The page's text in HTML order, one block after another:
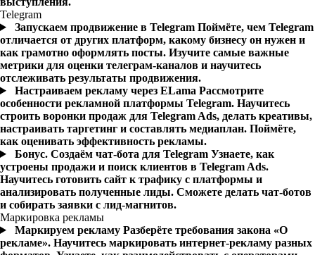
Telegram
Запускаем продвижение в Telegram Поймёте, чем Telegram
отличается от других платформ, какому бизнесу он нужен и
как грамотно оформлять посты. Изучите самые важные
метрики для оценки телеграм-каналов и научитесь
отслеживать результаты продвижения.
Настраиваем рекламу через ELama Рассмотрите
особенности рекламной платформы Telegram. Научитесь
строить воронки продаж для Telegram Ads, делать креативы,
настраивать таргетинг и составлять медиаплан. Поймёте,
как оценивать эффективность рекламы.
Бонус. Создаём чат-бота для Telegram Узнаете, как
устроены продажи и поиск клиентов в Telegram Ads.
Научитесь готовить сайт к трафику с платформы и
анализировать полученные лиды. Сможете делать чат-ботов
и собирать заявки с лид-магнитов.
Маркировка рекламы
Маркируем рекламу Разберёте требования закона «О
рекламе». Научитесь маркировать интернет-рекламу разных